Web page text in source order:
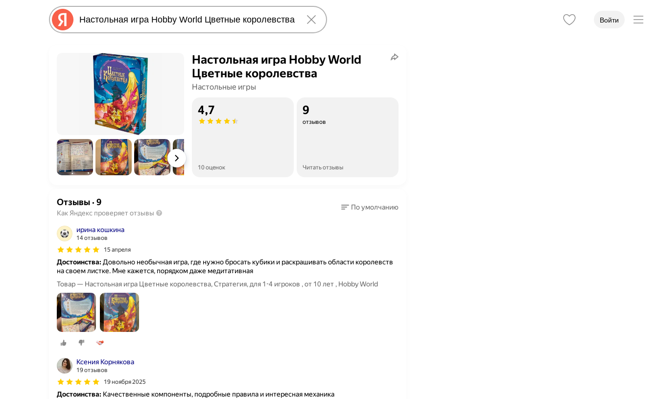
Войти
Настольная игра Hobby World
Цветные королевства
Настольные игры
4,7
10 оценок
9
отзывов
Читать отзывы
Отзывы· 9
Как Яндекс проверяет отзывы
По умолчанию
ирина кошкина
14 отзывов
15 апреля
Достоинства:Довольно необычная игра, где нужно бросать кубики и раскрашивать области королевств
на своем листке. Мне кажется, порядком даже медитативная
Товар — Настольная игра Цветные королевства, Стратегия, для 1-4 игроков , от 10 лет , Hobby World
Ксения Корнякова
19 отзывов
19 ноября 2025
Достоинства: Качественные компоненты, подробные правила и интересная механика